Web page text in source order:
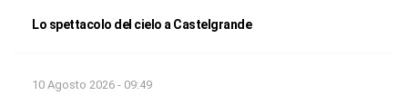
Lo spettacolo del cielo a Castelgrande
10 Agosto 2026 - 09:49